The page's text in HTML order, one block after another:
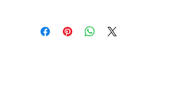
Ideaal voor een